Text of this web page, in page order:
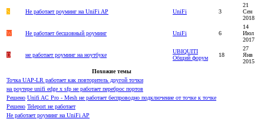
S Не работает роуминг на UniFi AP UniFi 3
21
Сен
2018
W Не работает бесшовный роуминг UniFi 6
14
Июл
2017
D не работает роуминг на ноутбуке
UBIQUITI
Общий форум
18
27
Янв
2015
Похожие темы
Точка UAP-LR работает как повторитель другой точки
на роутере unifi edge x sfp не работает переброс портов
Решено Unifi AC Pro - Mesh не работает беспроводно подключение от точке к точке
Решено Teleport не работает
Не работает роуминг на UniFi AP